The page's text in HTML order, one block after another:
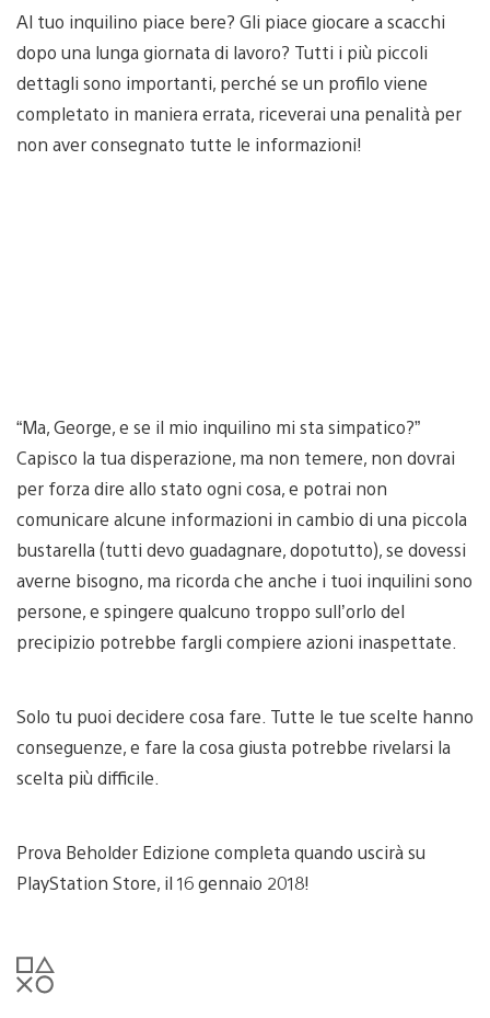
Al tuo inquilino piace bere? Gli piace giocare a scacchi
dopo una lunga giornata di lavoro? Tutti i più piccoli
dettagli sono importanti, perché se un profilo viene
completato in maniera errata, riceverai una penalità per
non aver consegnato tutte le informazioni!
“Ma, George, e se il mio inquilino mi sta simpatico?”
Capisco la tua disperazione, ma non temere, non dovrai
per forza dire allo stato ogni cosa, e potrai non
comunicare alcune informazioni in cambio di una piccola
bustarella (tutti devo guadagnare, dopotutto), se dovessi
averne bisogno, ma ricorda che anche i tuoi inquilini sono
persone, e spingere qualcuno troppo sull’orlo del
precipizio potrebbe fargli compiere azioni inaspettate.
Solo tu puoi decidere cosa fare. Tutte le tue scelte hanno
conseguenze, e fare la cosa giusta potrebbe rivelarsi la
scelta più difficile.
Prova Beholder Edizione completa quando uscirà su
PlayStation Store, il 16 gennaio 2018!